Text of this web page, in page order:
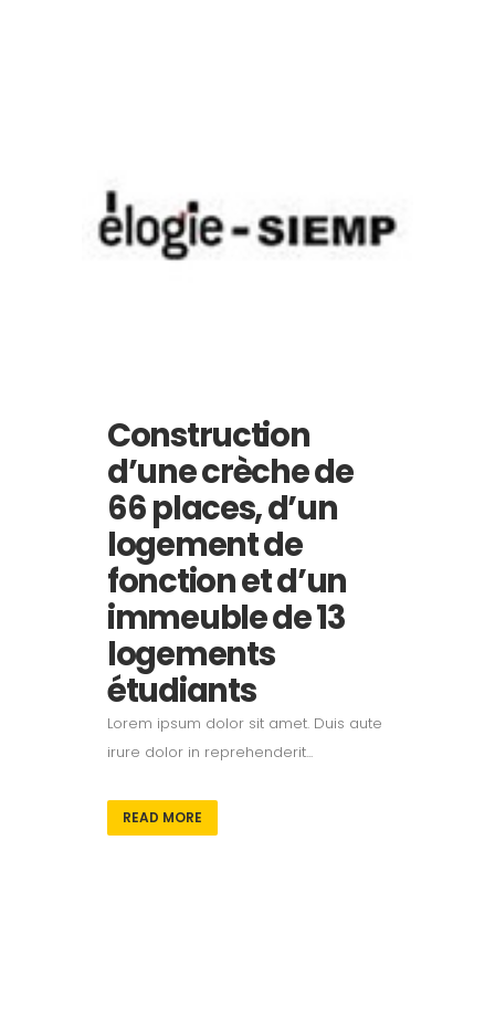
Construction
d’une crèche de
66 places, d’un
logement de
fonction et d’un
immeuble de 13
logements
étudiants
Lorem ipsum dolor sit amet. Duis aute
irure dolor in reprehenderit...
READ MORE